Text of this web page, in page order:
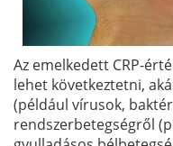
Az emelkedett CRP-
lehet következtetni,
(például vírusok,
rendszerbetegségről